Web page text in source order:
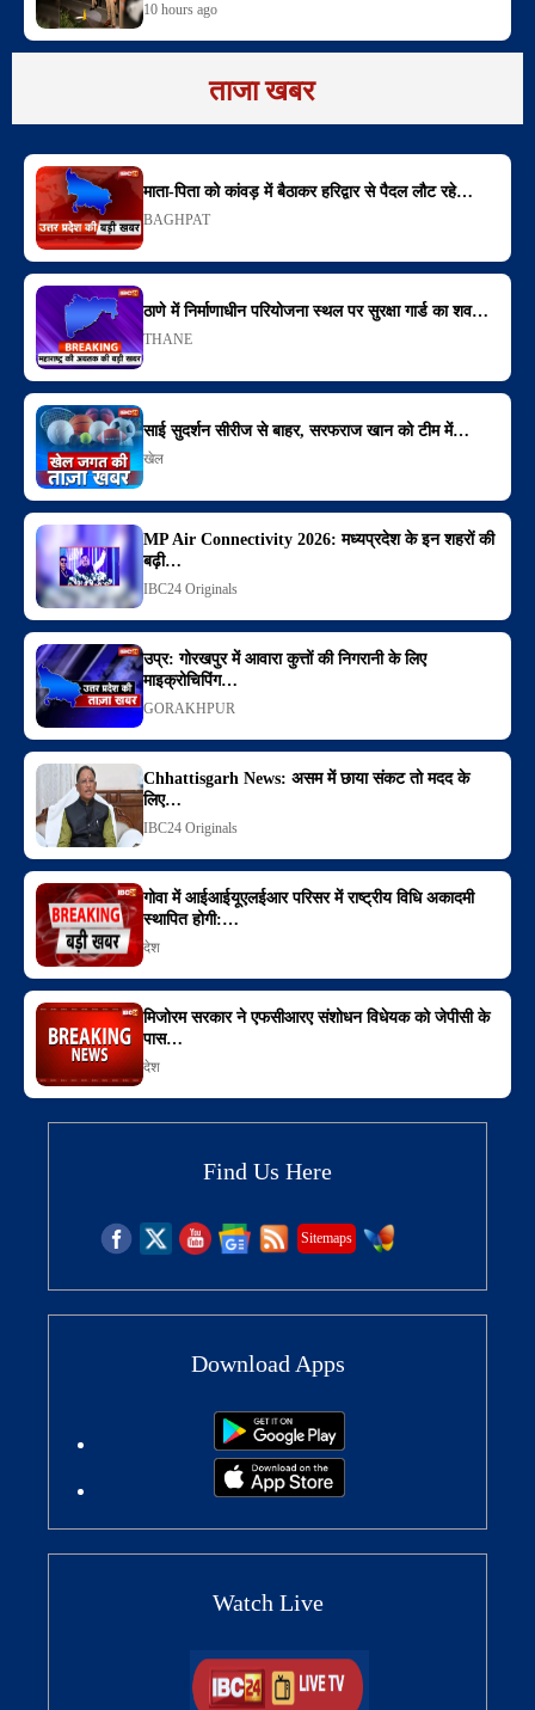
10 hours ago
ताजा खबर
माता-पिता को कांवड़ में बैठाकर हरिद्वार से पैदल लौट रहे…
BAGHPAT
ठाणे में निर्माणाधीन परियोजना स्थल पर सुरक्षा गार्ड का शव…
THANE
साई सुदर्शन सीरीज से बाहर, सरफराज खान को टीम में…
खेल
MP Air Connectivity 2026: मध्यप्रदेश के इन शहरों की
बढ़ी…
IBC24 Originals
उप्र: गोरखपुर में आवारा कुत्तों की निगरानी के लिए
माइक्रोचिपिंग…
GORAKHPUR
Chhattisgarh News: असम में छाया संकट तो मदद के
लिए…
IBC24 Originals
गोवा में आईआईयूएलईआर परिसर में राष्ट्रीय विधि अकादमी
स्थापित होगी:…
देश
मिजोरम सरकार ने एफसीआरए संशोधन विधेयक को जेपीसी के
पास…
देश
Find Us Here
Sitemaps
Download Apps
Watch Live